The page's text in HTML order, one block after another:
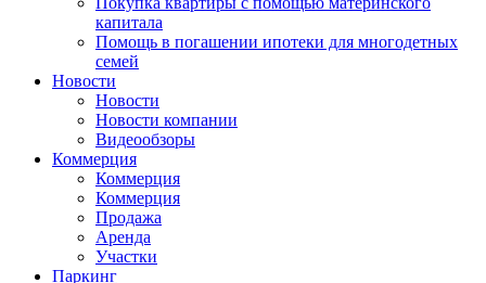
капитала
Помощь в погашении ипотеки для многодетных
семей
Новости
Новости
Новости компании
Видеообзоры
Коммерция
Коммерция
Коммерция
Продажа
Аренда
Участки
Паркинг